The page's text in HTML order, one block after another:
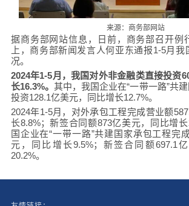
来源：商务部网站
据商务部网站信息，日前，商务部召开例
上，商务部新闻发言人何亚东通报1-5月
况。
2024年1-5月，我国对外非金融类直接投资
长16.3%。其中，我国企业在“一带一路”共
投资128.1亿美元，同比增长12.7%。
2024年1-5月，对外承包工程完成营业额
长8.8%；新签合同额873亿美元，同比增
国企业在“一带一路”共建国家承包工程完
元，同比增长9.5%；新签合同额697.1
20.2%。